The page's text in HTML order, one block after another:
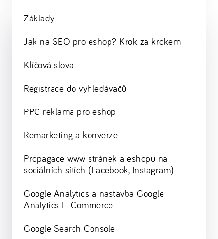
Základy
Jak na SEO pro eshop? Krok za krokem
Klíčová slova
Registrace do vyhledávačů
PPC reklama pro eshop
Remarketing a konverze
Propagace www stránek a eshopu na
sociálních sítích (Facebook, Instagram)
Google Analytics a nastavba Google
Analytics E-Commerce
Google Search Console